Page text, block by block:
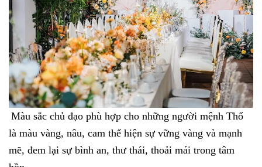
Màu sắc chủ đạo phù hợp cho những người mệnh Thổ
là màu vàng, nâu, cam thể hiện sự vững vàng và mạnh
mẽ, đem lại sự bình an, thư thái, thoải mái trong tâm